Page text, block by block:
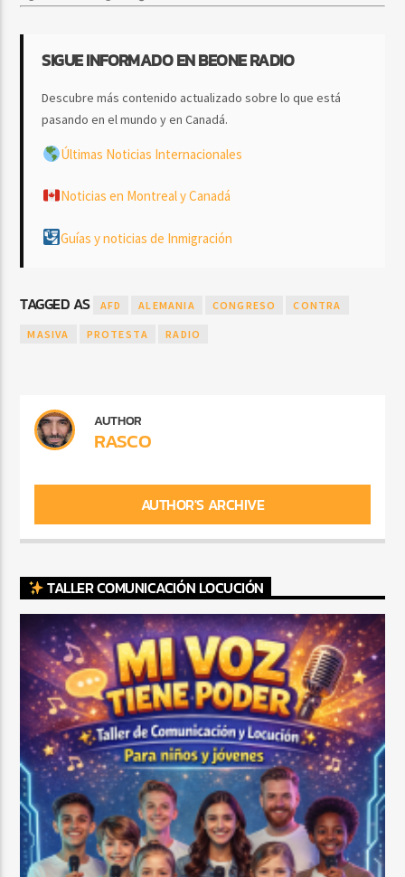
SIGUE INFORMADO EN BEONE RADIO
Descubre más contenido actualizado sobre lo que está
pasando en el mundo y en Canadá.
Últimas Noticias Internacionales
Noticias en Montreal y Canadá
Guías y noticias de Inmigración
TAGGED AS AFD ALEMANIA CONGRESO CONTRA
MASIVA PROTESTA RADIO
AUTHOR
RASCO
AUTHOR'S ARCHIVE
TALLER COMUNICACIÓN LOCUCIÓN